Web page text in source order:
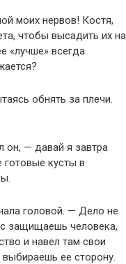
моих нервов! Костя,
чтобы высадить их на
«лучше» всегда
обнять за плечи.
он, — давай я завтра
кусты в
головой. — Дело не
защищаешь человека,
и навел там свои
ее сторону.